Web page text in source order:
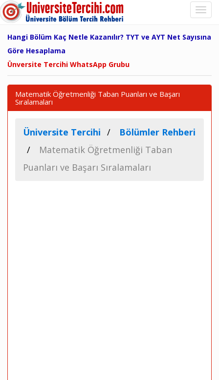
Hangi Bölüm Kaç Netle Kazanılır? TYT ve AYT Net Sayısına
Göre Hesaplama
Ünversite Tercihi WhatsApp Grubu
Matematik Öğretmenliği Taban Puanları ve Başarı
Sıralamaları
Üniversite Tercihi
Bölümler Rehberi
Matematik Öğretmenliği Taban
Puanları ve Başarı Sıralamaları